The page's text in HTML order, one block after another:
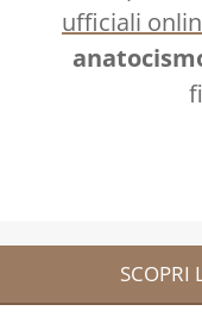
ufficiali
SCOPRI